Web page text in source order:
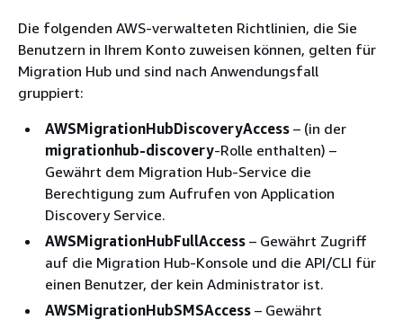
Die folgenden AWS-verwalteten Richtlinien, die Sie
Benutzern in Ihrem Konto zuweisen können, gelten für
Migration Hub und sind nach Anwendungsfall
gruppiert:
AWSMigrationHubDiscoveryAccess – (in der
migrationhub-discovery-Rolle enthalten) –
Gewährt dem Migration Hub-Service die
Berechtigung zum Aufrufen von Application
Discovery Service.
AWSMigrationHubFullAccess – Gewährt Zugriff
auf die Migration Hub-Konsole und die API/CLI für
einen Benutzer, der kein Administrator ist.
AWSMigrationHubSMSAccess – Gewährt